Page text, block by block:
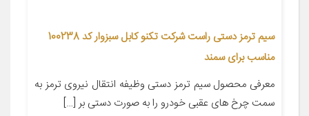
سیم ترمز دستی راست شرکت تکنو کابل سبزوار کد 100238
مناسب برای سمند
معرفی محصول سیم ترمز دستی وظیفه انتقال نیروی ترمز به
سمت چرخ های عقبی خودرو را به صورت دستی بر […]